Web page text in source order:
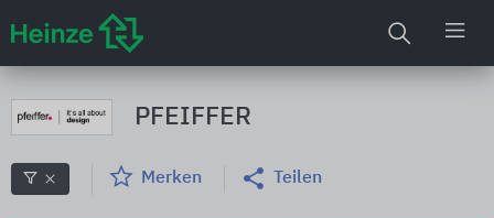
PFEIFFER
Merken Teilen